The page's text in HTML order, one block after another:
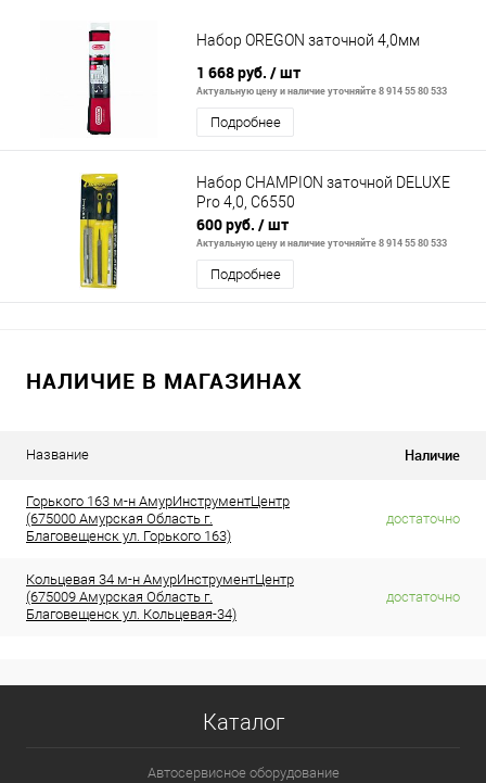
Набор OREGON заточной 4,0мм
1 668 руб. / шт
Актуальную цену и наличие уточняйте 8 914 55 80 533
Подробнее
Набор CHAMPION заточной DELUXE
Pro 4,0, C6550
600 руб. / шт
Актуальную цену и наличие уточняйте 8 914 55 80 533
Подробнее
НАЛИЧИЕ В МАГАЗИНАХ
Название Наличие
Горького 163 м-н АмурИнструментЦентр
(675000 Амурская Область г.
Благовещенск ул. Горького 163)
достаточно
Кольцевая 34 м-н АмурИнструментЦентр
(675009 Амурская Область г.
Благовещенск ул. Кольцевая-34)
достаточно
Каталог
Автосервисное оборудование